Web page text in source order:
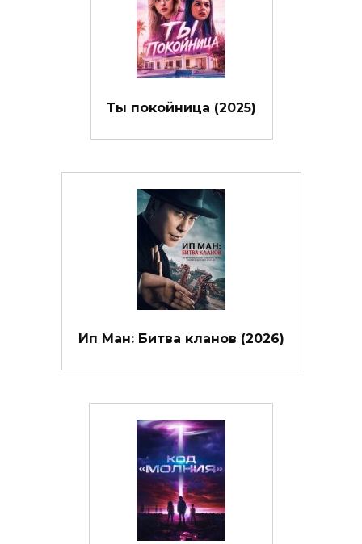
Ты покойница (2025)
Ип Ман: Битва кланов (2026)